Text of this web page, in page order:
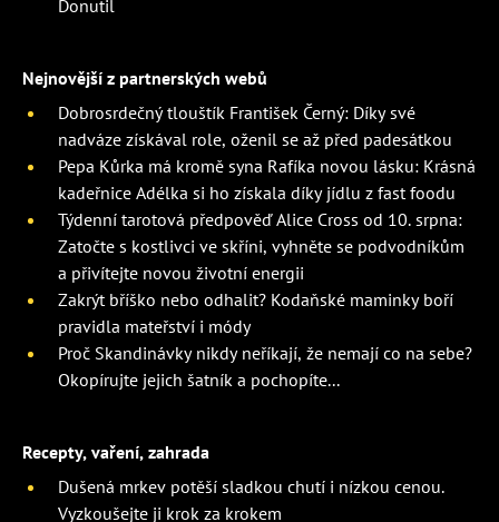
Donutil
Nejnovější z partnerských webů
Dobrosrdečný tlouštík František Černý: Díky své
nadváze získával role, oženil se až před padesátkou
Pepa Kůrka má kromě syna Rafíka novou lásku: Krásná
kadeřnice Adélka si ho získala díky jídlu z fast foodu
Týdenní tarotová předpověď Alice Cross od 10. srpna:
Zatočte s kostlivci ve skříni, vyhněte se podvodníkům
a přivítejte novou životní energii
Zakrýt bříško nebo odhalit? Kodaňské maminky boří
pravidla mateřství i módy
Proč Skandinávky nikdy neříkají, že nemají co na sebe?
Okopírujte jejich šatník a pochopíte...
Recepty, vaření, zahrada
Dušená mrkev potěší sladkou chutí i nízkou cenou.
Vyzkoušejte ji krok za krokem